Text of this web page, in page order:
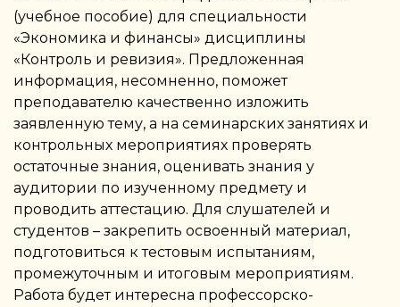
(учебное пособие) для специальности
«Экономика и финансы» дисциплины
«Контроль и ревизия». Предложенная
информация, несомненно, поможет
преподавателю качественно изложить
заявленную тему, а на семинарских занятиях и
контрольных мероприятиях проверять
остаточные знания, оценивать знания у
аудитории по изученному предмету и
проводить аттестацию. Для слушателей и
студентов – закрепить освоенный материал,
подготовиться к тестовым испытаниям,
промежуточным и итоговым мероприятиям.
Работа будет интересна профессорско-